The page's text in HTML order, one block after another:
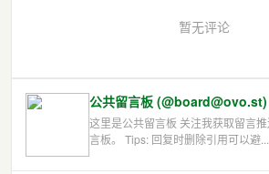
暂无评论
公共留言板 (@board@ovo.st)
这里是公共留言板 关注我获取留言
言板。 Tips: 回复时删除引用可以避...